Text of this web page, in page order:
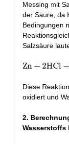
Messing mit
der Säure, da
Bedingungen
Salzsäure
\text{Zn} +
\rightarrow
\uparrow
Zn + 2HCl
Diese
oxidiert und
2.
Wasserstoffs